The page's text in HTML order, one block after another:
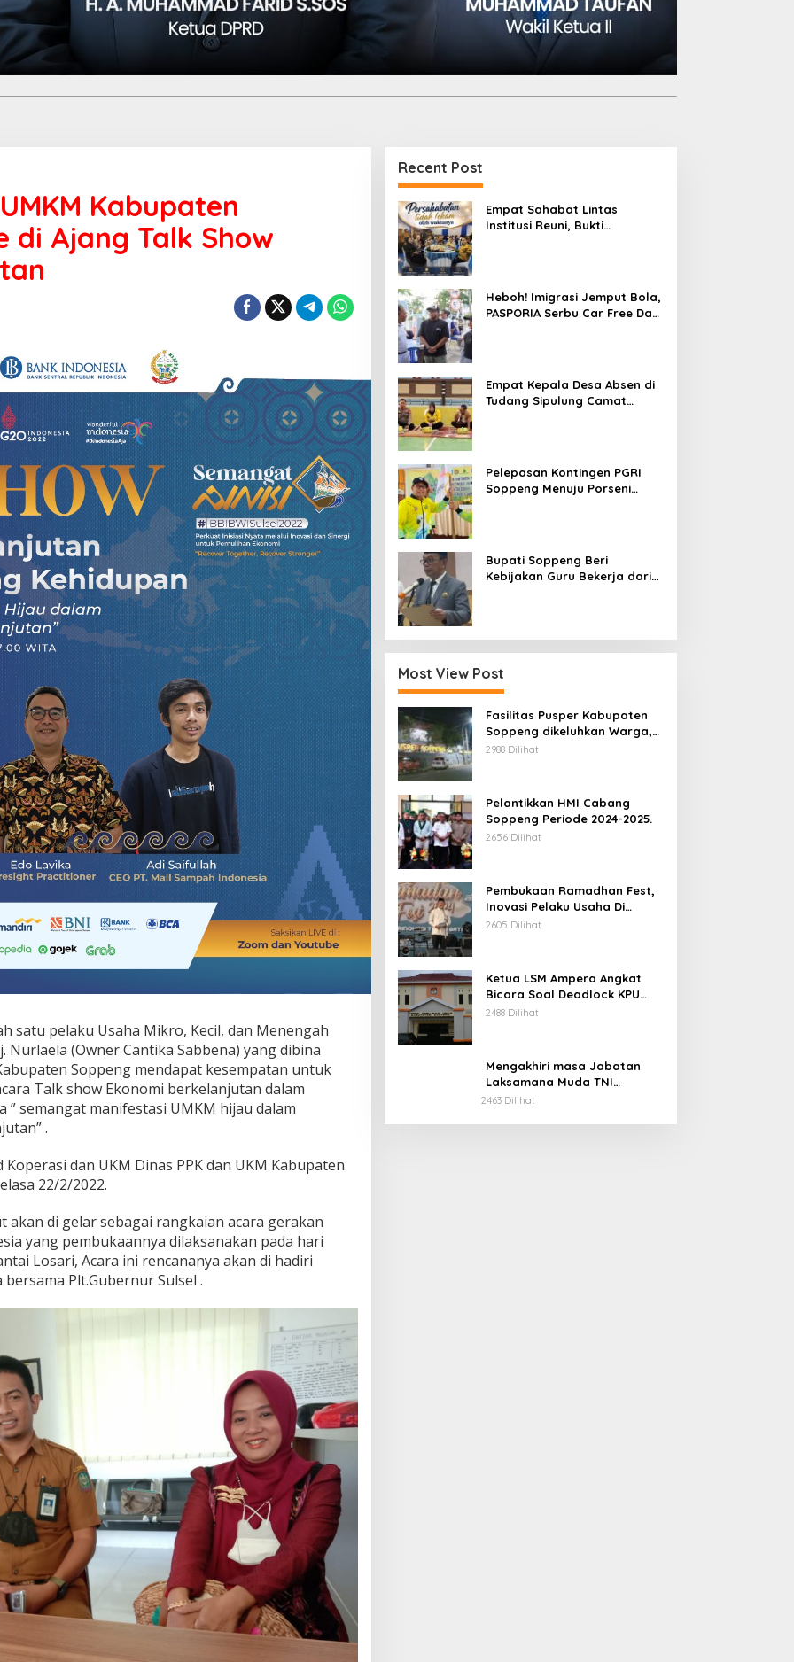
Kabupaten
di Ajang Talk Show
satu pelaku Usaha Mikro, Kecil, dan Menengah
Nurlaela (Owner Cantika Sabbena) yang dibina
Soppeng mendapat kesempatan untuk
Talk show Ekonomi berkelanjutan dalam
semangat manifestasi UMKM hijau dalam
.
dan UKM Dinas PPK dan UKM Kabupaten
22/2/2022.
akan di gelar sebagai rangkaian acara gerakan
yang pembukaannya dilaksanakan pada hari
Losari, Acara ini rencananya akan di hadiri
Plt.Gubernur Sulsel .
Recent Post
Empat Sahabat Lintas
Institusi Reuni, Bukti
Heboh! Imigrasi Jemput Bola,
PASPORIA Serbu Car Free Day
Empat Kepala Desa Absen di
Tudang Sipulung Camat
Pelepasan Kontingen PGRI
Soppeng Menuju Porseni
Bupati Soppeng Beri
Kebijakan Guru Bekerja dari
Most View Post
Fasilitas Pusper Kabupaten
Soppeng dikeluhkan Warga,
ini Tanggung Jawab Siapa.
2988 Dilihat
Pelantikkan HMI Cabang
Soppeng Periode 2024-2025.
2656 Dilihat
Pembukaan Ramadhan Fest,
Inovasi Pelaku Usaha Di
Kabupaten Soppeng.
2605 Dilihat
Ketua LSM Ampera Angkat
Bicara Soal Deadlock KPU
Kabupaten Soppeng.
2488 Dilihat
Mengakhiri masa Jabatan
Laksamana Muda TNI
Irvansyah, S.H., CHRMP., M.Tr.
2463 Dilihat